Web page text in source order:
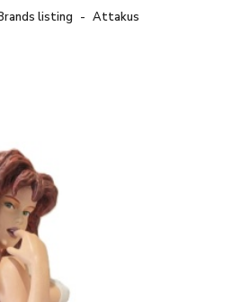
listing
Attakus